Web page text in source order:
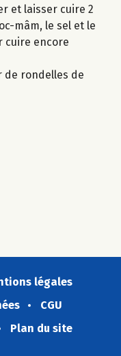
et laisser cuire 2
mâm, le sel et le
cuire encore
de rondelles de
légales
CGU
Plan du site